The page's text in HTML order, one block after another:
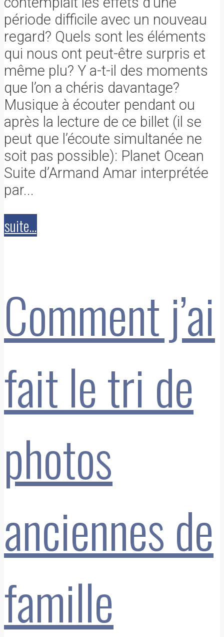
période difficile avec un nouveau
regard? Quels sont les éléments
qui nous ont peut-être surpris et
même plu? Y a-t-il des moments
que l’on a chéris davantage?
Musique à écouter pendant ou
après la lecture de ce billet (il se
peut que l’écoute simultanée ne
soit pas possible): Planet Ocean
Suite d’Armand Amar interprétée
par...
suite...
Comment j’ai
fait le tri de
photos
anciennes de
famille